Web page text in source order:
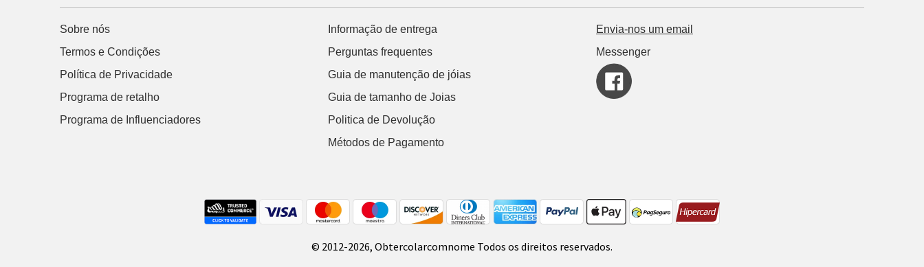
Sobre nós
Termos e Condições
Política de Privacidade
Programa de retalho
Programa de Influenciadores
Informação de entrega
Perguntas frequentes
Guia de manutenção de jóias
Guia de tamanho de Joias
Politica de Devolução
Métodos de Pagamento
Envia-nos um email
Messenger
© 2012-2026, Obtercolarcomnome Todos os direitos reservados.